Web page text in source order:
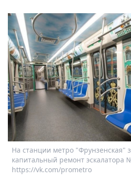
Книги
Выставки
Пресс-
релизы
О
Metro
Стримы
Спецпроекты
2026
Скачай
Metro
На станции метро "Фрунзенская"
капитальный ремонт эскалатора
https://vk.com/prometro